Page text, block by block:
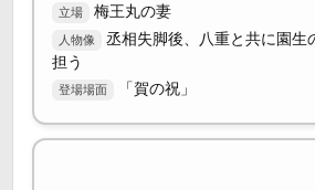
立場 梅王丸の妻
人物像
丞相失脚後、八重と共に園生
担う
登場場面 「賀の祝」